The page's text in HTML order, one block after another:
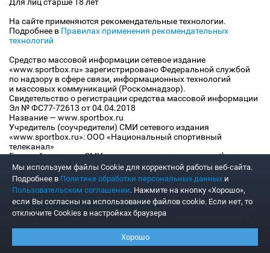
На сайте применяются рекомендательные технологии.
Подробнее в Правилах применения рекомендательных
технологий
Средство массовой информации сетевое издание
«www.sportbox.ru» зарегистрировано Федеральной службой
по надзору в сфере связи, информационных технологий
и массовых коммуникаций (Роскомнадзор).
Свидетельство о регистрации средства массовой информации
Эл № ФС77-72613 от 04.04.2018
Название — www.sportbox.ru
Учредитель (соучредители) СМИ сетевого издания
«www.sportbox.ru»: ООО «Национальный спортивный
телеканал»
Главный редактор СМИ сетевого издания «www.sportbox.ru»:
Конов В.А.
Номер телефона редакции СМИ сетевого издания
«www.sportbox.ru»: +7 (495) 653 8419
Адрес электронной почты редакции СМИ сетевого издания
«www.sportbox.ru»: editor@sportbox.ru
Мы используем файлы Сookie для корректной работы веб-сайта.
Подробнее в Политике обработки персональных данных и
Пользовательском соглашении. Нажмите на кнопку «Хорошо»,
если Вы согласны на использование файлов cookie. Если нет, то
отключите Cookies в настройках браузера
Хорошо